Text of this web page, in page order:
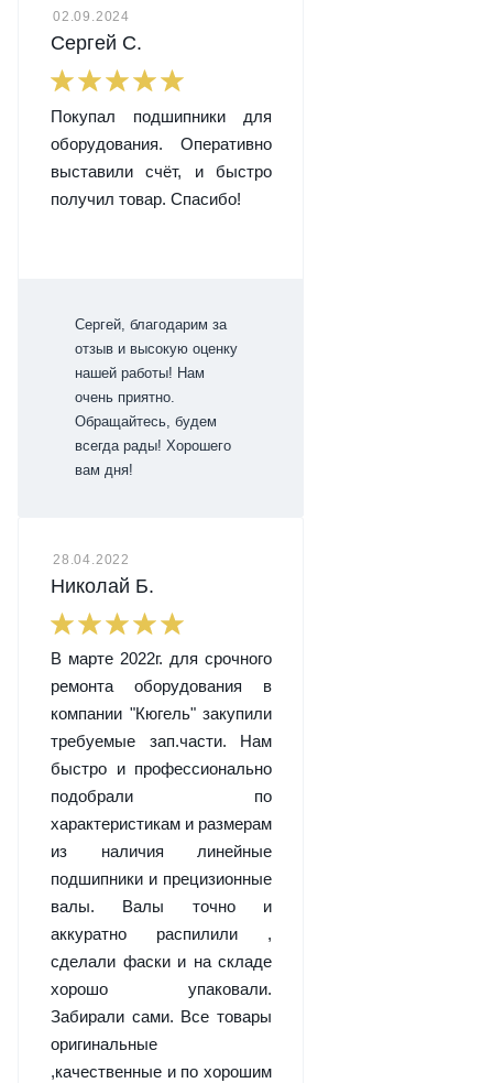
02.09.2024
Сергей С.
Покупал подшипники для
оборудования. Оперативно
выставили счёт, и быстро
получил товар. Спасибо!
Сергей, благодарим за
отзыв и высокую оценку
нашей работы! Нам
очень приятно.
Обращайтесь, будем
всегда рады! Хорошего
вам дня!
28.04.2022
Николай Б.
В марте 2022г. для срочного
ремонта оборудования в
компании "Кюгель" закупили
требуемые зап.части. Нам
быстро и профессионально
подобрали по
характеристикам и размерам
из наличия линейные
подшипники и прецизионные
валы. Валы точно и
аккуратно распилили ,
сделали фаски и на складе
хорошо упаковали.
Забирали сами. Все товары
оригинальные
,качественные и по хорошим